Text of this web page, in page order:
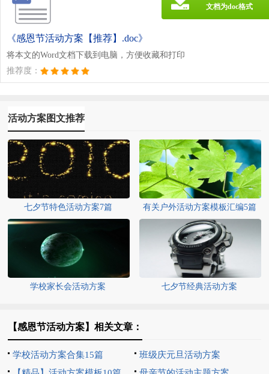
《感恩节活动方案【推荐】.doc》
将本文的Word文档下载到电脑，方便收藏和打印
推荐度：
文档为doc格式
活动方案图文推荐
七夕节特色活动方案7篇 有关户外活动方案模板汇编5篇
学校家长会活动方案 七夕节经典活动方案
【感恩节活动方案】相关文章：
学校活动方案合集15篇
班级庆元旦活动方案